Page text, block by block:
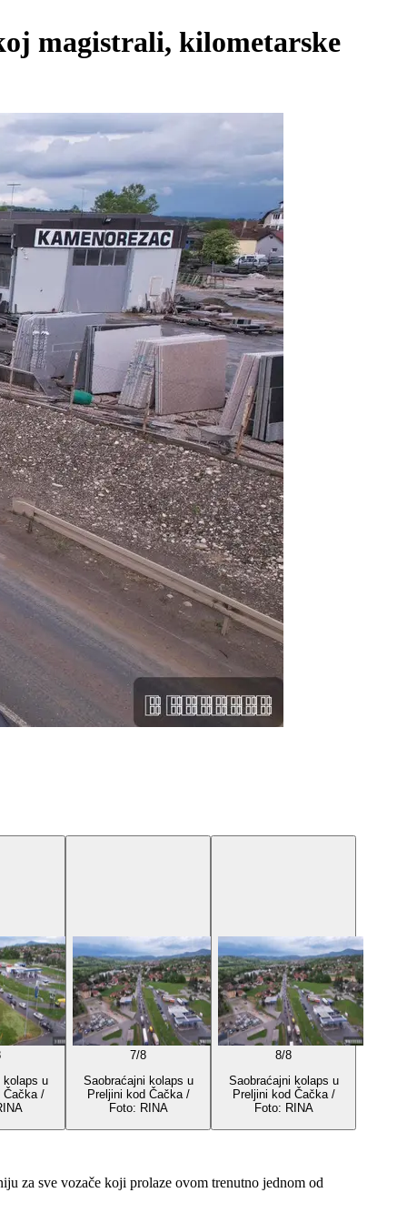
magistrali, kilometarske
kolaps u
Čačka /
7/8
Saobraćajni kolaps u
Preljini kod Čačka /
Foto: RINA
8/8
Saobraćajni kolaps u
Preljini kod Čačka /
Foto: RINA
za sve vozače koji prolaze ovom trenutno jednom od